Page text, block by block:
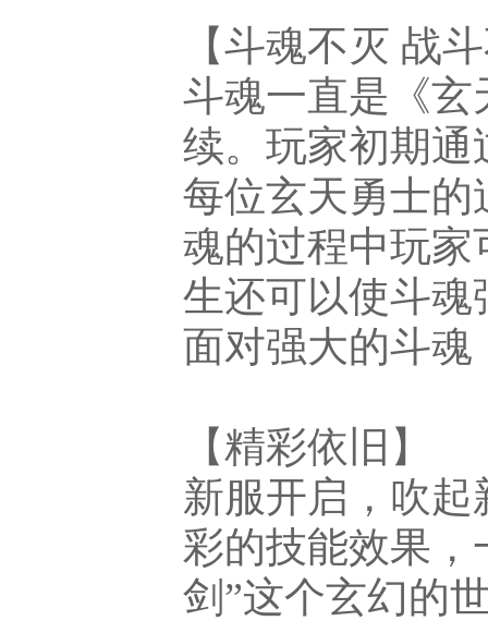
【斗魂不灭 战
斗魂一直是《玄
续。玩家初期通
每位玄天勇士的
魂的过程中玩家
生还可以使斗魂
面对强大的斗
【精彩依旧】
新服开启，吹
彩的技能效果，
剑”这个玄幻的